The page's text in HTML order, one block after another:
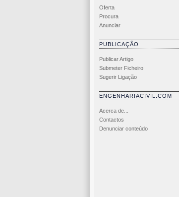
Oferta
Procura
Anunciar
PUBLICAÇÃO
Publicar Artigo
Submeter Ficheiro
Sugerir Ligação
ENGENHARIACIVIL.COM
Acerca de...
Contactos
Denunciar conteúdo